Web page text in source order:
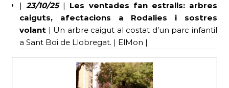
|23/10/25| Les ventades fan estralls: arbres
caiguts, afectacions a Rodalies i sostres
volant | Un arbre caigut al costat d’un parc infantil
a Sant Boi de Llobregat. | ElMon |